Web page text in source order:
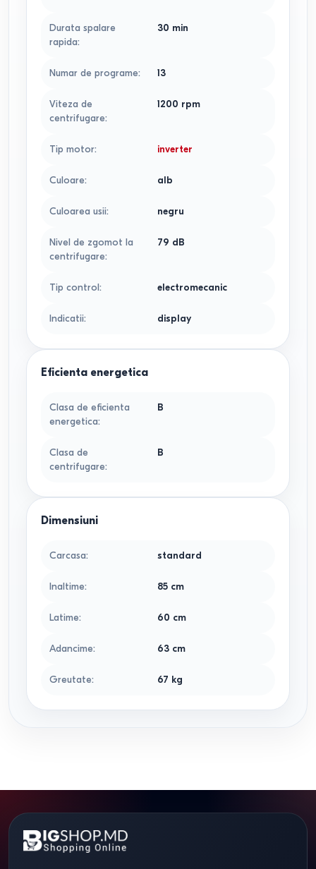
Durata spalare
rapida:
30 min
Numar de programe: 13
Viteza de
centrifugare:
1200 rpm
Tip motor: inverter
Culoare: alb
Culoarea usii: negru
Nivel de zgomot la
centrifugare:
79 dB
Tip control: electromecanic
Indicatii: display
Eficienta energetica
Clasa de eficienta
energetica:
B
Clasa de
centrifugare:
B
Dimensiuni
Сarcasa: standard
Inaltime: 85cm
Latime: 60 cm
Adancime: 63cm
Greutate: 67 kg